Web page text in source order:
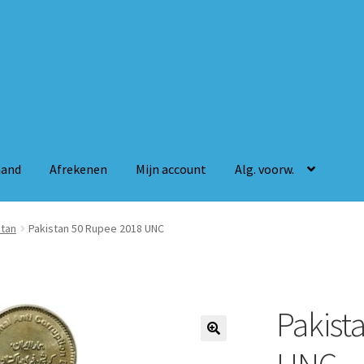
Afrekenen Mijn account Alg. voorw.
Mijn accountAlg. voorw.
Pakistan 50 Rupee 2018 UNC